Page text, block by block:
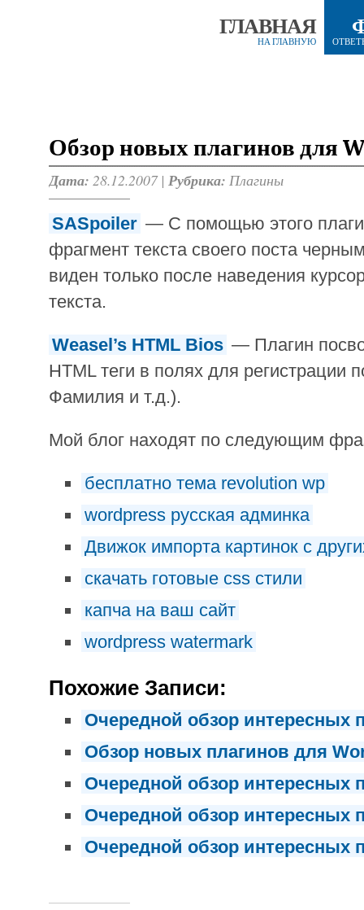
ГЛАВНАЯ
НА ГЛАВНУЮ
Обзор новых плагинов для
Дата: 28.12.2007 | Рубрика: Плагины
SASpoiler — С помощью этого
фрагмент текста своего поста
виден только после наведения
текста.
Weasel’s HTML Bios — Плагин
HTML теги в полях для регистрации
Фамилия и т.д.).
Мой блог находят по следующим
бесплатно тема revolution wp
wordpress русская админка
Движок импорта картинок с
скачать готовые css стили
капча на ваш сайт
wordpress watermark
Похожие Записи:
Очередной обзор интересных
Обзор новых плагинов для
Очередной обзор интересных
Очередной обзор интересных
Очередной обзор интересных